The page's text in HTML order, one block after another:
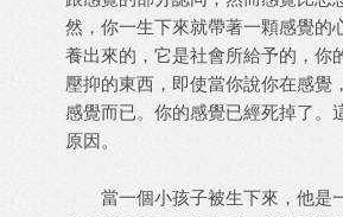
然，你一生下來就帶著一顆感覺的
養出來的，它是社會所給予的，你
壓抑的東西，即使當你說你在感覺
感覺而已。你的感覺已經死掉了。
原因。
當一個小孩子被生下來，他是